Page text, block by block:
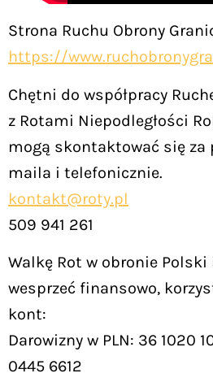
Strona Ruchu Obrony
https://
Chętni do współpracy
z Rotami Niepodległości
mogą skontaktować się za
maila i telefonicznie.
kontakt@roty.pl
509 941 261
Walkę Rot w obronie
wesprzeć finansowo,
kont:
Darowizny w PLN: 36 1020
0445 6612